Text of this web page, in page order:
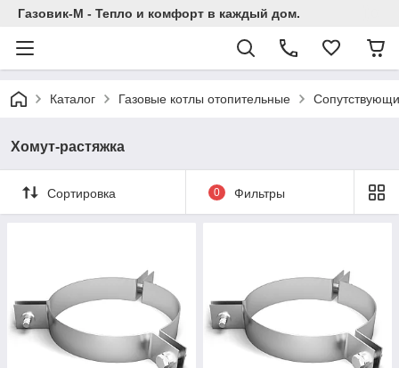
Газовик-М - Тепло и комфорт в каждый дом.
Каталог Газовые котлы отопительные
Хомут-растяжка
Сортировка 0 Фильтры